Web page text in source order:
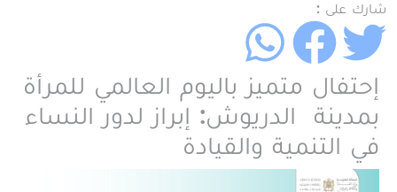
شارك على :
إحتفال متميز باليوم العالمي للمرأة
بمدينة الدريوش: إبراز لدور النساء
في التنمية والقيادة